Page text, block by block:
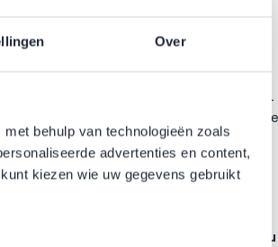
Over
behulp van technologieën zoals
advertenties en content,
kiezen wie uw gegevens gebruikt